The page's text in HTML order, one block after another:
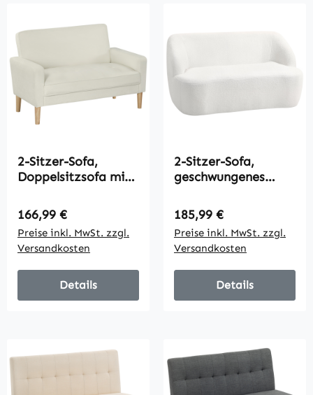
2-Sitzer-Sofa,
Doppelsitzsofa mit
n, Polstersofa für
Wohnzimmer,
Schlafzimmer,
Cremeweiß
Regulärer Preis:
166,99 €
Preise inkl. MwSt. zzgl.
Versandkosten
Details
2-Sitzer-Sofa,
geschwungenes
mit Fleece-Bezug,
für Wohnzimmer,
Schlafzimmer,
Homeoffice,
Cremeweiß
Regulärer Preis:
185,99 €
Preise inkl. MwSt. zzgl.
Versandkosten
Details